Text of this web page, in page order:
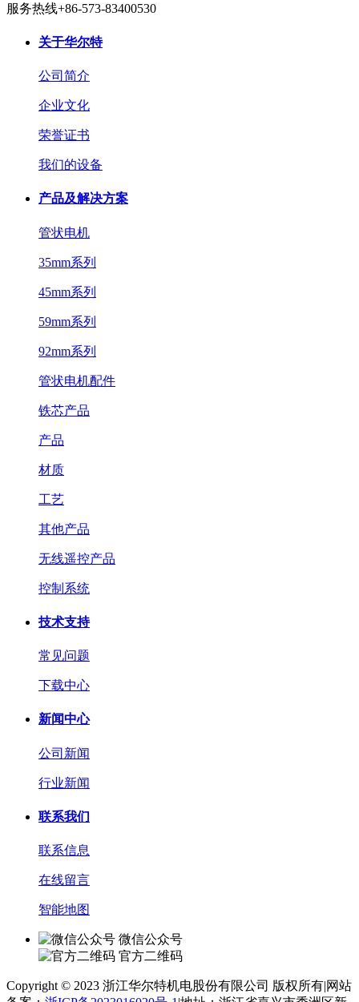
服务热线+86-573-83400530
关于华尔特
公司简介
企业文化
荣誉证书
我们的设备
产品及解决方案
管状电机
35mm系列
45mm系列
59mm系列
92mm系列
管状电机配件
铁芯产品
产品
材质
工艺
其他产品
无线遥控产品
控制系统
技术支持
常见问题
下载中心
新闻中心
公司新闻
行业新闻
联系我们
联系信息
在线留言
智能地图
微信公众号
官方二维码
Copyright © 2023 浙江华尔特机电股份有限公司 版权所有|网站